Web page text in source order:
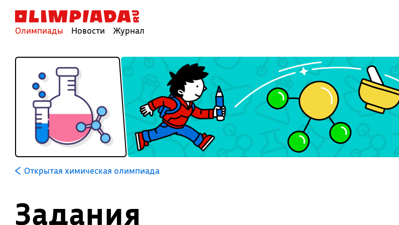
Олимпиады Новости Журнал
Открытая химическая олимпиада
Задания